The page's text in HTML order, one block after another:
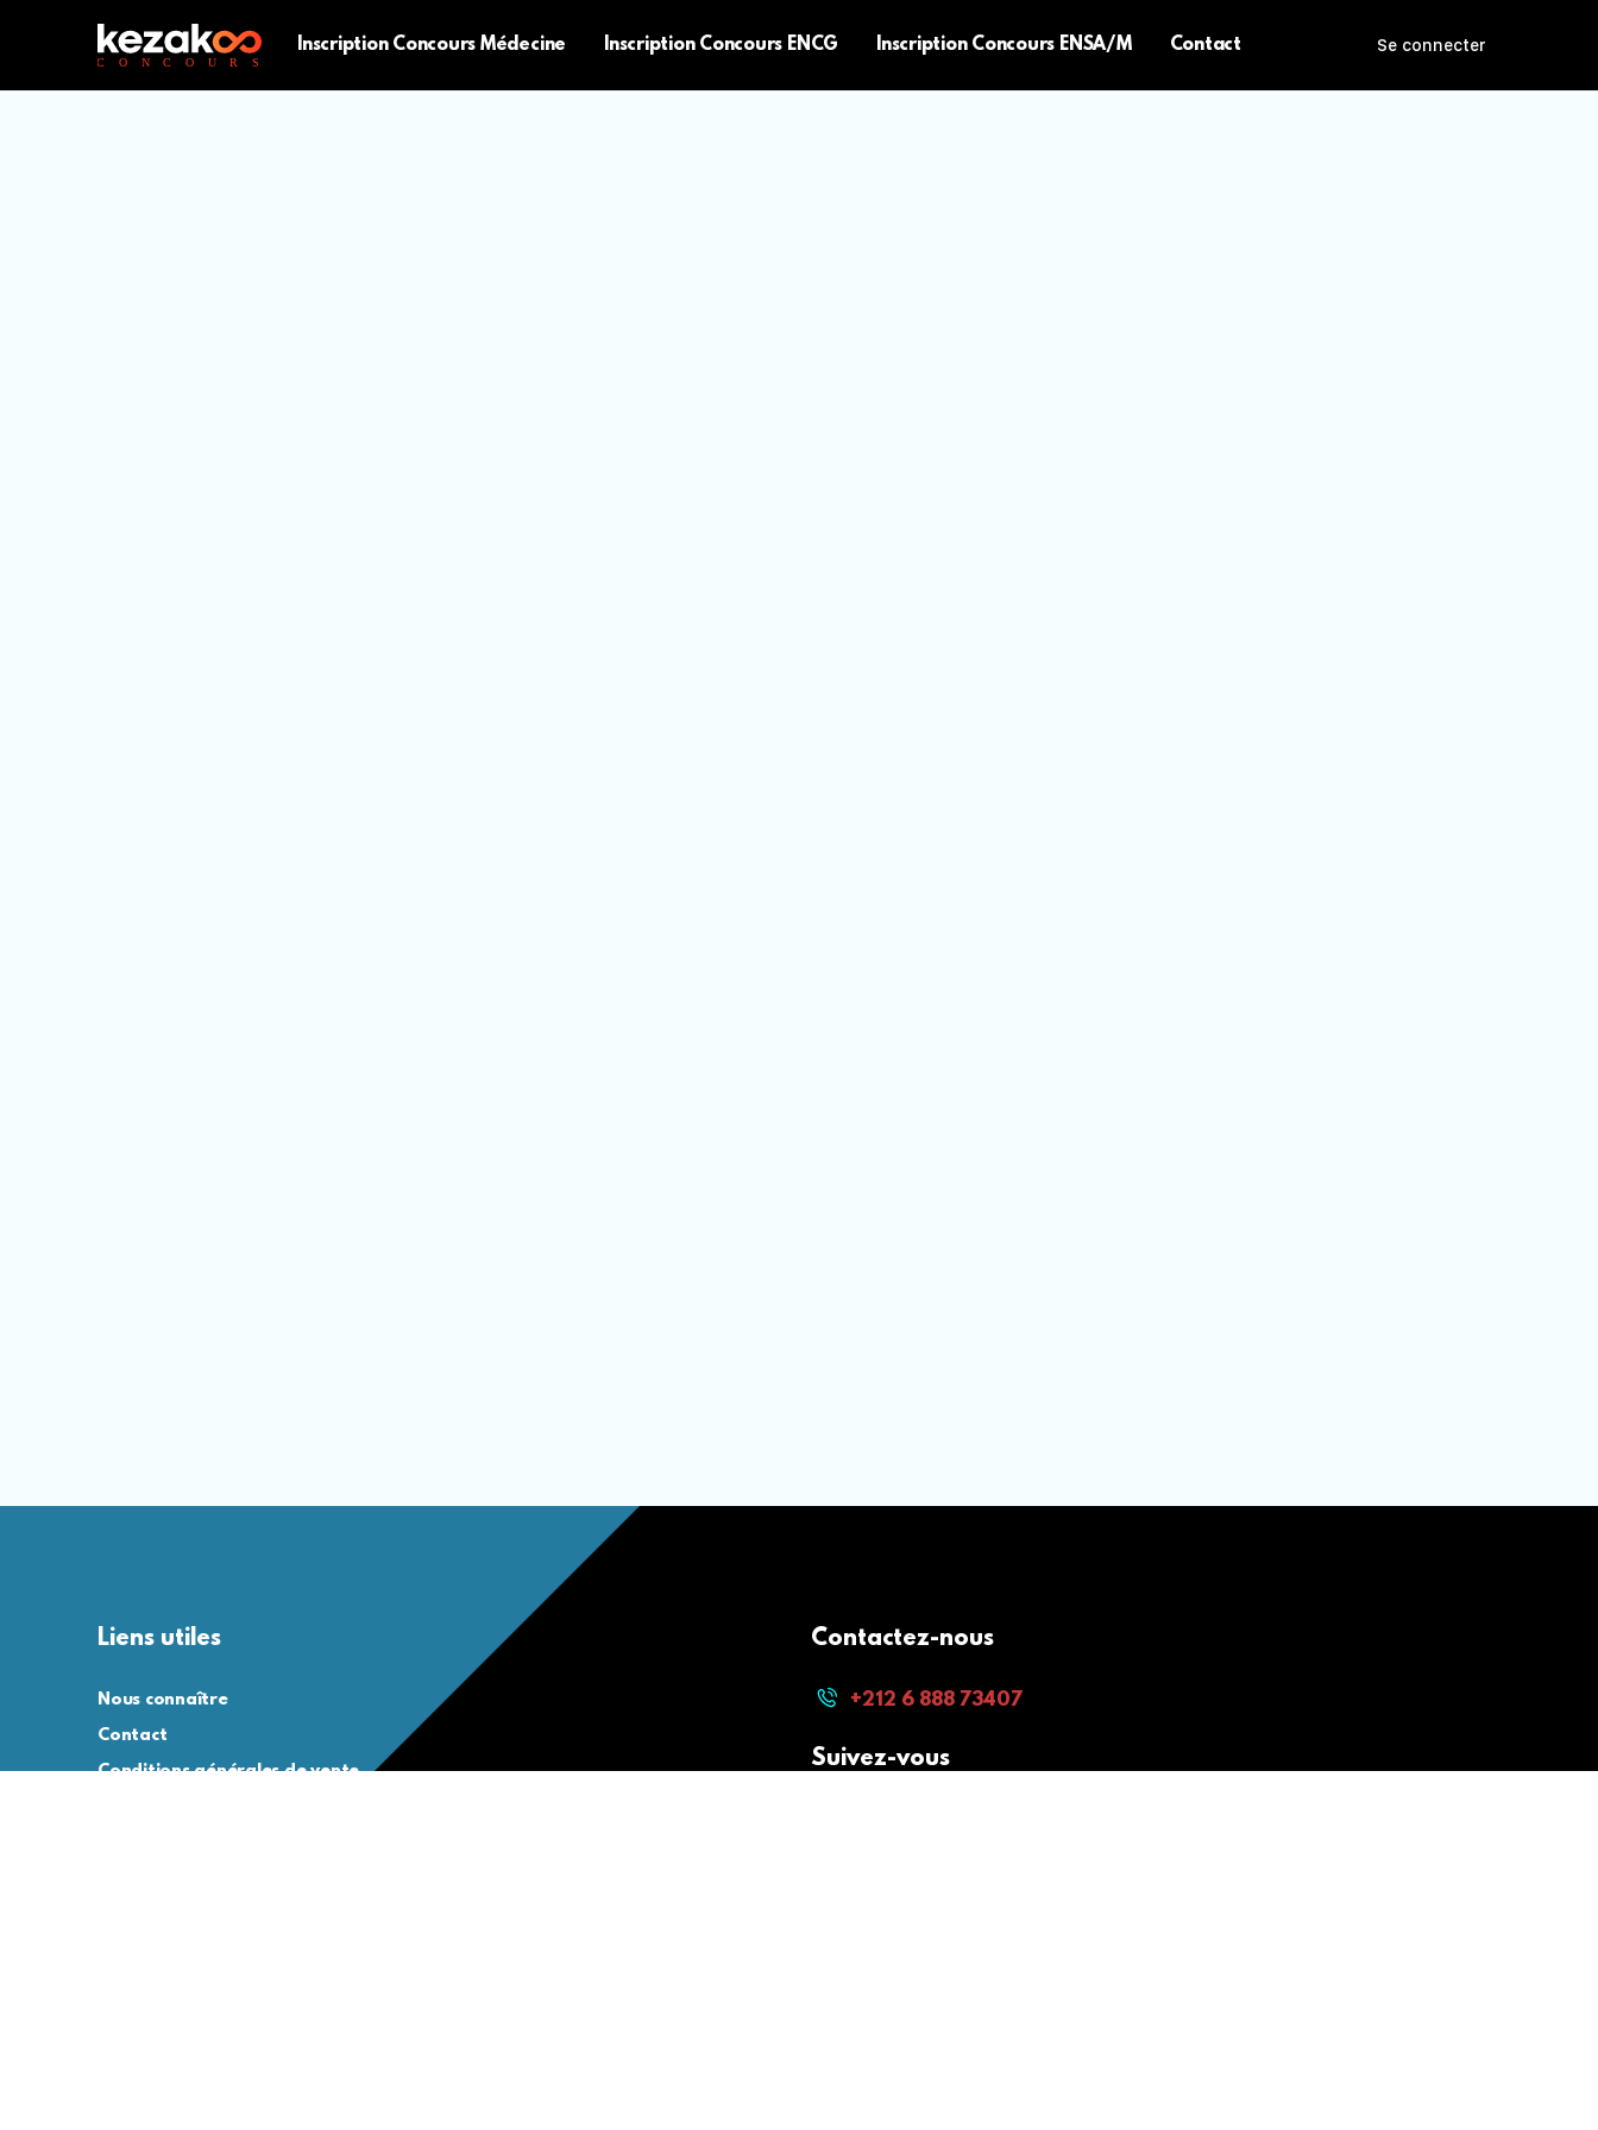
Inscription Concours Médecine Inscription Concours ENCG Inscription Concours ENSA/M Contact Se connecter
Liens utiles
Nous connaître
Contact
Conditions générales de vente
Contactez-nous
+212 6 888 73407
Suivez-vous